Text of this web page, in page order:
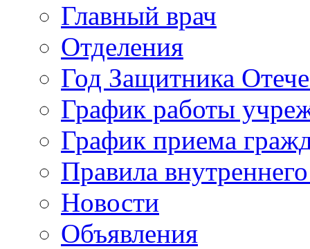
Главный врач
Отделения
Год Защитника
График работы
График приема
Правила
Новости
Объявления